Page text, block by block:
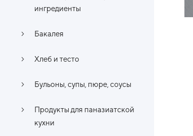
ингредиенты
Бакалея
Хлеб и тесто
Бульоны, супы, пюре, соусы
Продукты для паназиатской
кухни